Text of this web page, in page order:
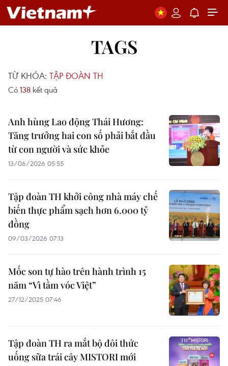
TAGS
TỪ KHÓA: TẬP ĐOÀN TH
Có 138 kết quả
Anh hùng Lao động Thái Hương:
Tăng trưởng hai con số phải bắt đầu
từ con người và sức khỏe
13/06/2026 05:55
Tập đoàn TH khởi công nhà máy chế
biến thực phẩm sạch hơn 6.000 tỷ
đồng
09/03/2026 07:13
Mốc son tự hào trên hành trình 15
năm “Vì tầm vóc Việt”
27/12/2025 07:46
Tập đoàn TH ra mắt bộ đôi thức
uống sữa trái cây MISTORI mới